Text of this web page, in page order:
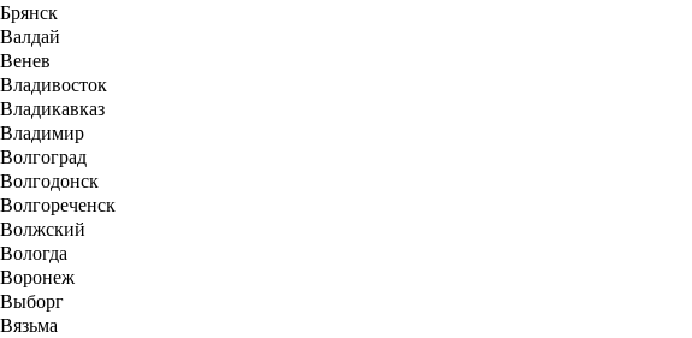
Брянск
Валдай
Венев
Владивосток
Владикавказ
Владимир
Волгоград
Волгодонск
Волгореченск
Волжский
Вологда
Воронеж
Выборг
Вязьма